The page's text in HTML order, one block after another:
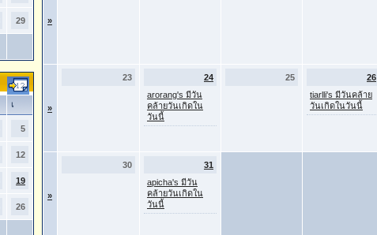
29
เ
5
12
19
26
»
»
23
24
arorang's มีวัน
คล้ายวันเกิดใน
วันนี้
25
26
tiarlli's มีวันคล้าย
วันเกิดในวันนี้
»
30
31
apicha's มีวัน
คล้ายวันเกิดใน
วันนี้